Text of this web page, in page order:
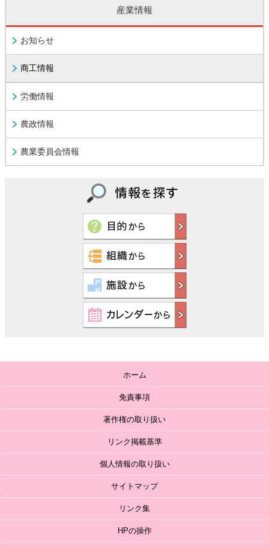
産業情報
お知らせ
商工情報
労働情報
農政情報
農業委員会情報
ホーム
免責事項
著作権の取り扱い
リンク掲載基準
個人情報の取り扱い
サイトマップ
リンク集
HPの操作